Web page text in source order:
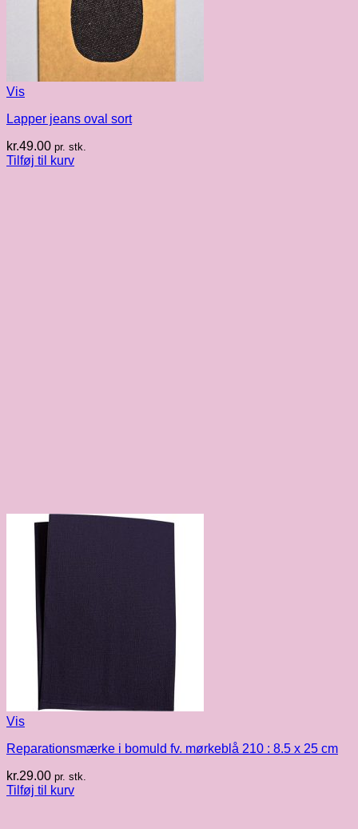
Vis
Lapper jeans oval sort
kr.49.00 pr. stk.
Tilføj til kurv
Vis
Reparationsmærke i bomuld fv. mørkeblå 210 : 8.5 x 25 cm
kr.29.00 pr. stk.
Tilføj til kurv